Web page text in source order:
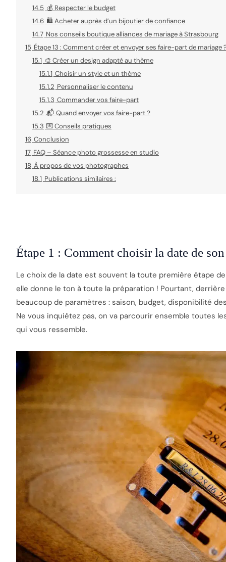
14.5 💰 Respecter le budget
14.6 🛍️ Acheter auprès d’un bijoutier de confiance
14.7 Nos conseils boutique alliances de mariage à Strasbourg
15 Étape 13 : Comment créer et envoyer ses faire-part de mariage
15.1 🎨 Créer un design adapté au thème
15.1.1 Choisir un style et un thème
15.1.2 Personnaliser le contenu
15.1.3 Commander vos faire-part
15.2 📬 Quand envoyer vos faire-part ?
15.3 💌 Conseils pratiques
16 Conclusion
17 FAQ – Séance photo grossesse en studio
18 À propos de vos photographes
18.1 Publications similaires :
Étape 1 : Comment choisir la date de
Le choix de la date est souvent la toute première étape de
elle donne le ton à toute la préparation ! Pourtant,
beaucoup de paramètres : saison, budget, disponibilité
Ne vous inquiétez pas, on va parcourir ensemble toutes
qui vous ressemble.